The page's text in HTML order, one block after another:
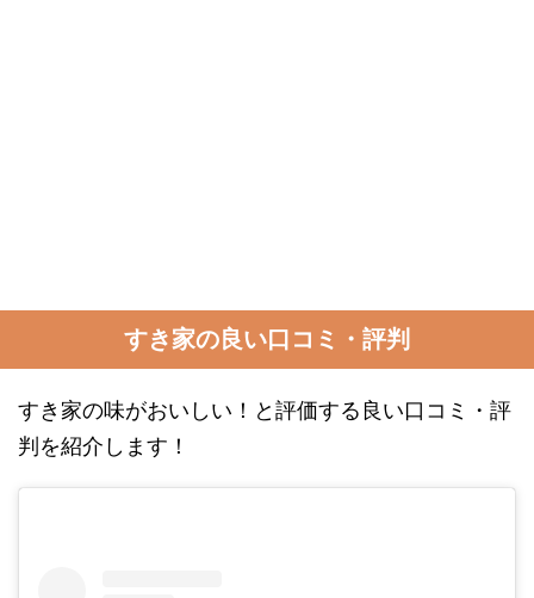
すき家の良い口コミ・評判
すき家の味がおいしい！と評価する良い口コミ・評
判を紹介します！